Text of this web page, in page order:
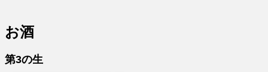
お酒
第3の生